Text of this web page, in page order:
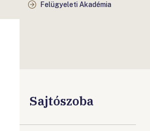
Felügyeleti Akadémia
Sajtószoba